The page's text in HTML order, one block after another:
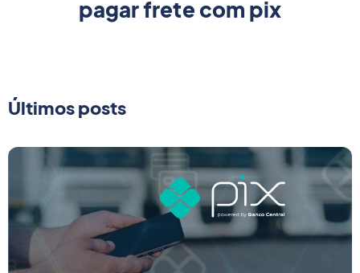
pagar frete com pix
Últimos posts